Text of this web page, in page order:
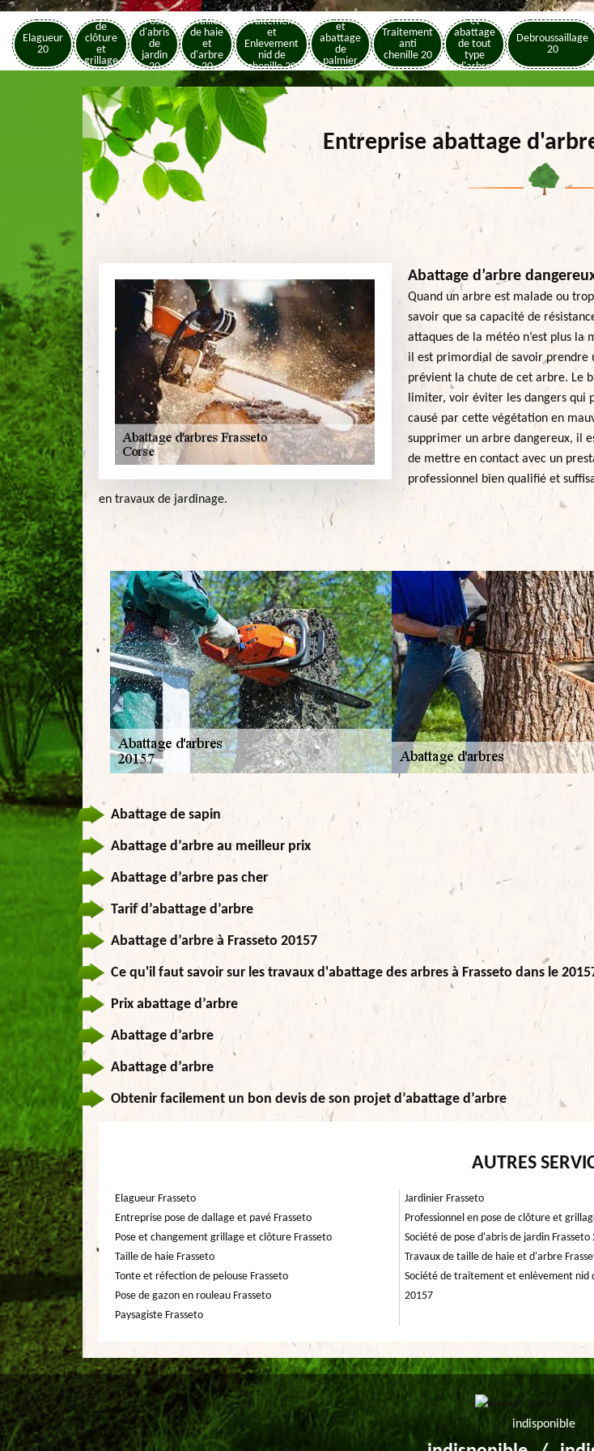
Elagueur
20
Pose
de
clôture
et
grillage
20
Pose
d'abris
de
jardin
20
Taille
de haie
et
d'arbre
20
Traitement
et
Enlevement
nid de
chenille 20
Elagage
et
abattage
de
palmier
20
Traitement
anti
chenille 20
Elagage
et
abattage
de tout
type
d'arbre
Debroussaillage
20
Entreprise abattage
Abattage d’arbre
Quand un arbre est malade ou
savoir que sa capacité de
attaques de la météo n’est plus la
il est primordial de savoir prendre
prévient la chute de cet arbre. Le
limiter, voir éviter les dangers qui
causé par cette végétation en
supprimer un arbre dangereux, il
de mettre en contact avec un
professionnel bien qualifié et
en travaux de jardinage.
Abattage de sapin
Abattage d’arbre au meilleur prix
Abattage d’arbre pas cher
Tarif d’abattage d’arbre
Abattage d’arbre à Frasseto 20157
Ce qu'il faut savoir sur les travaux d'abattage des arbres à Frasseto dans le
Prix abattage d’arbre
Abattage d’arbre
Abattage d’arbre
Obtenir facilement un bon devis de son projet d’abattage d’arbre
AUTRES
Elagueur Frasseto
Entreprise pose de dallage et pavé Frasseto
Pose et changement grillage et clôture Frasseto
Taille de haie Frasseto
Tonte et réfection de pelouse Frasseto
Pose de gazon en rouleau Frasseto
Paysagiste Frasseto
Jardinier Frasseto
Professionnel en pose de clôture et
Société de pose d'abris de jardin Frasseto
Travaux de taille de haie et d'arbre
Société de traitement et enlèvement nid
20157
indisponible